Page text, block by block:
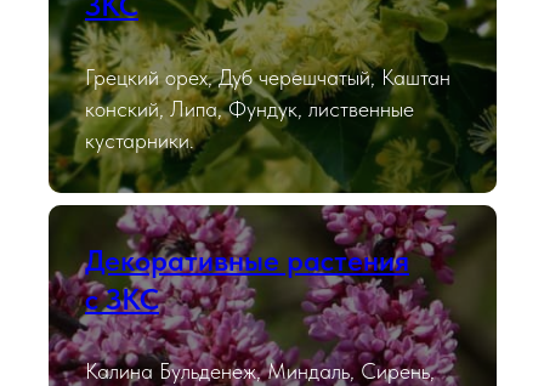
Грецкий орех, Дуб черешчатый, Каштан
конский, Липа, Фундук, лиственные
кустарники.
Декоративные растения
с ЗКС
Калина Бульденеж, Миндаль, Сирень,